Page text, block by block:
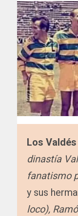
Los
dinastía
fanatismo
y sus
loco),